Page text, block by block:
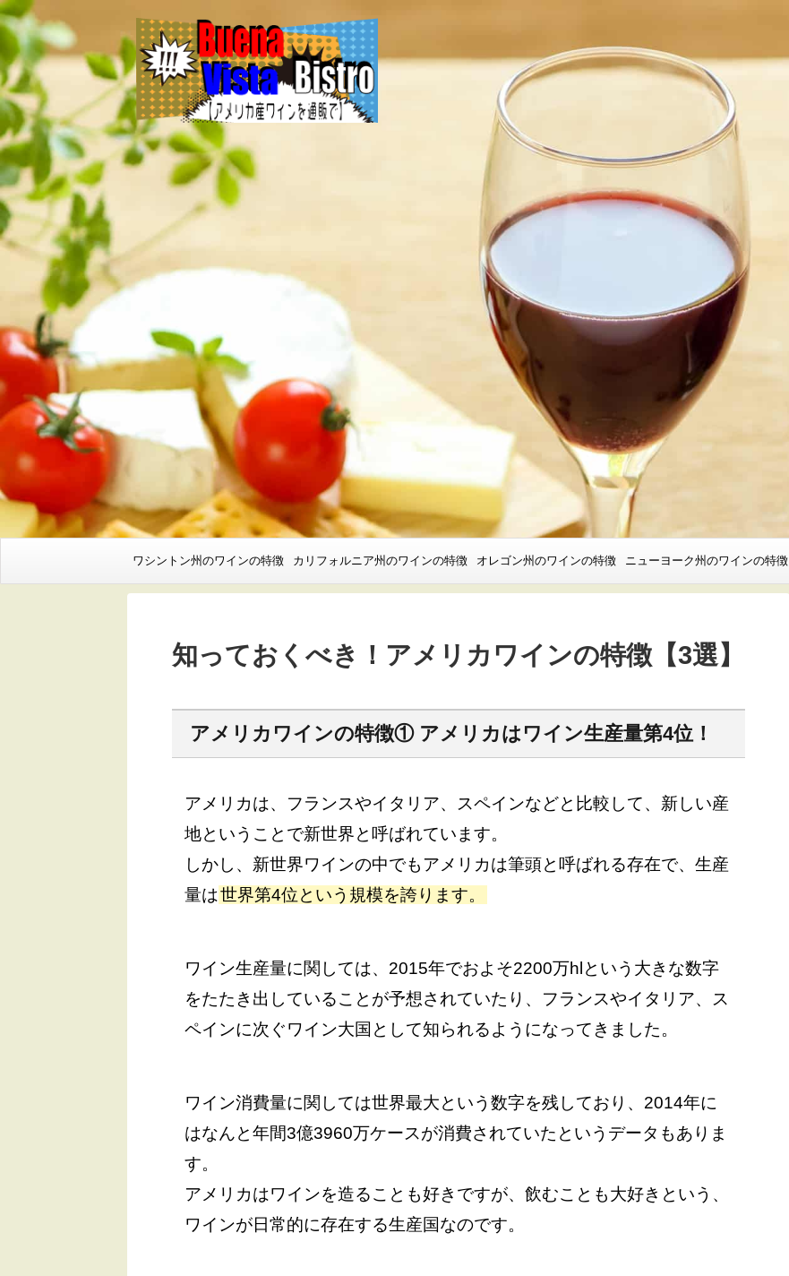
ワシントン州のワインの特徴 カリフォルニア州のワインの特徴 オレゴン州のワインの特徴 ニューヨーク州のワインの特徴
知っておくべき！アメリカワインの特徴【3選】
アメリカワインの特徴① アメリカはワイン生産量第4位！
アメリカは、フランスやイタリア、スペインなどと比較して、新しい産
地ということで新世界と呼ばれています。
しかし、新世界ワインの中でもアメリカは筆頭と呼ばれる存在で、生産
量は世界第4位という規模を誇ります。
ワイン生産量に関しては、2015年でおよそ2200万hlという大きな数字
をたたき出していることが予想されていたり、フランスやイタリア、ス
ペインに次ぐワイン大国として知られるようになってきました。
ワイン消費量に関しては世界最大という数字を残しており、2014年に
はなんと年間3億3960万ケースが消費されていたというデータもありま
す。
アメリカはワインを造ることも好きですが、飲むことも大好きという、
ワインが日常的に存在する生産国なのです。